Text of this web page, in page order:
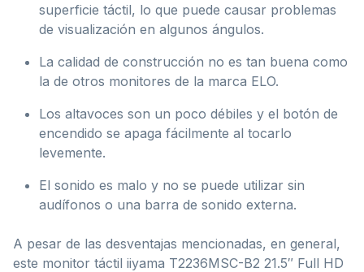
superficie táctil, lo que puede causar problemas
de visualización en algunos ángulos.
La calidad de construcción no es tan buena como
la de otros monitores de la marca ELO.
Los altavoces son un poco débiles y el botón de
encendido se apaga fácilmente al tocarlo
levemente.
El sonido es malo y no se puede utilizar sin
audífonos o una barra de sonido externa.
A pesar de las desventajas mencionadas, en general,
este monitor táctil iiyama T2236MSC-B2 21.5″ Full HD